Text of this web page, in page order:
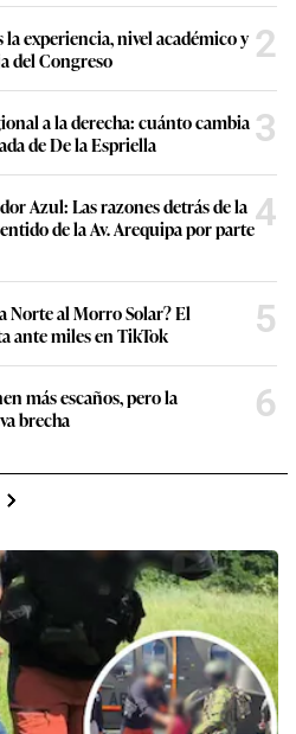
experiencia, nivel académico y
del Congreso
2
a la derecha: cuánto cambia
de De la Espriella
3
Azul: Las razones detrás de la
de la Av. Arequipa por parte4
Norte al Morro Solar? El
ante miles en TikTok
5
más escaños, pero la
brecha
6